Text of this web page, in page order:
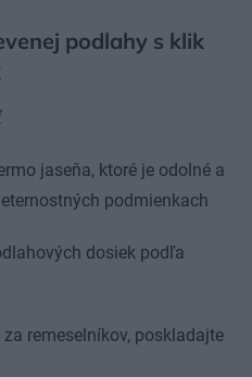
podlahy s klik
jaseňa, ktoré je odolné a
podmienkach
dosiek podľa
remeselníkov, poskladajte